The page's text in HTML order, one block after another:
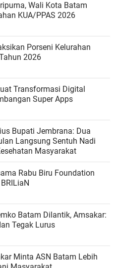
Wali Kota Batam
KUA/PPAS 2026
Porseni Kelurahan
Tahun 2026
Transformasi Digital
Super Apps
Bupati Jembrana: Dua
Langsung Sentuh Nadi
Masyarakat
Rabu Biru Foundation
Batam Dilantik, Amsakar:
Tegak Lurus
Minta ASN Batam Lebih